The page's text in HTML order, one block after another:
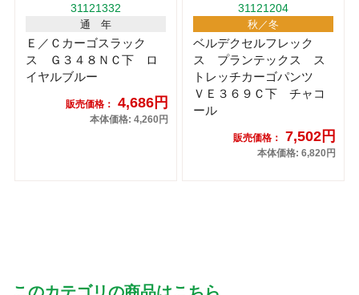
31121332
通 年
Ｅ／Ｃカーゴスラック
ス Ｇ３４８ＮＣ下 ロ
イヤルブルー
販売価格： 4,686円
本体価格: 4,260円
31121204
秋／冬
ベルデクセルフレック
ス プランテックス ス
トレッチカーゴパンツ
ＶＥ３６９Ｃ下 チャコ
ール
販売価格： 7,502円
本体価格: 6,820円
このカテゴリの商品はこちら